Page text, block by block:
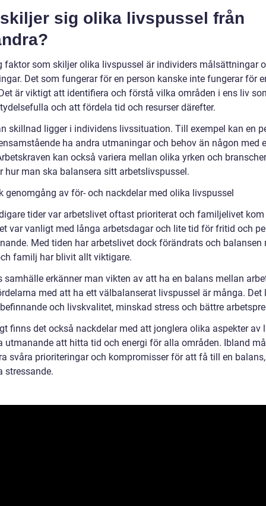
sig olika livspussel från
faktor som skiljer olika livspussel är individers målsättningar
Det som fungerar för en person kanske inte fungerar för
är viktigt att identifiera och förstå vilka områden i ens liv
och att fördela tid och resurser därefter.
skillnad ligger i individens livssituation. Till exempel kan en
ha andra utmaningar och behov än någon med
kan också variera mellan olika yrken och
hur man ska balansera sitt arbetslivspussel.
genomgång av för- och nackdelar med olika livspussel
tider var arbetslivet oftast prioriterat och familjelivet
var vanligt med långa arbetsdagar och lite tid för fritid och
Med tiden har arbetslivet dock förändrats och balansen
familj har blivit allt viktigare.
samhälle erkänner man vikten av att ha en balans mellan
med att ha ett välbalanserat livspussel är många. Det
och livskvalitet, minskad stress och bättre
finns det också nackdelar med att jonglera olika aspekter av
utmanande att hitta tid och energi för alla områden. Ibland
svåra prioriteringar och kompromisser för att få till en
stressande.